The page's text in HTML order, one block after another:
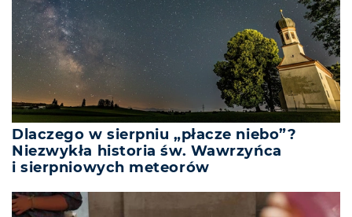
Dlaczego w sierpniu „płacze niebo”?
Niezwykła historia św. Wawrzyńca
i sierpniowych meteorów